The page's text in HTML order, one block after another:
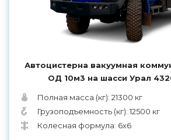
Автоцистерна вакуумная
ОД 10м3 на шасси Урал
Полная масса (кг): 21300 кг
Грузоподъемность (кг): 12500 кг
Колесная формула: 6x6